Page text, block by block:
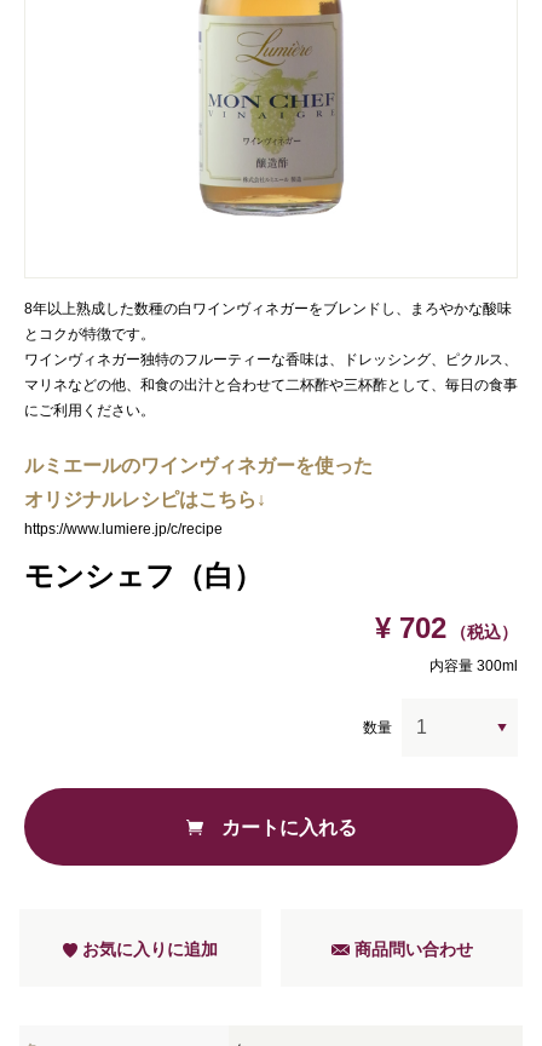
8年以上熟成した数種の白ワインヴィネガーをブレンドし、まろやかな酸味
とコクが特徴です。
ワインヴィネガー独特のフルーティーな香味は、ドレッシング、ピクルス、
マリネなどの他、和食の出汁と合わせて二杯酢や三杯酢として、毎日の食事
にご利用ください。
ルミエールのワインヴィネガーを使った
オリジナルレシピはこちら↓
https://www.lumiere.jp/c/recipe
モンシェフ（白）
¥ 702
（税込）
内容量 300ml
数量
カートに入れる
お気に入りに追加 商品問い合わせ